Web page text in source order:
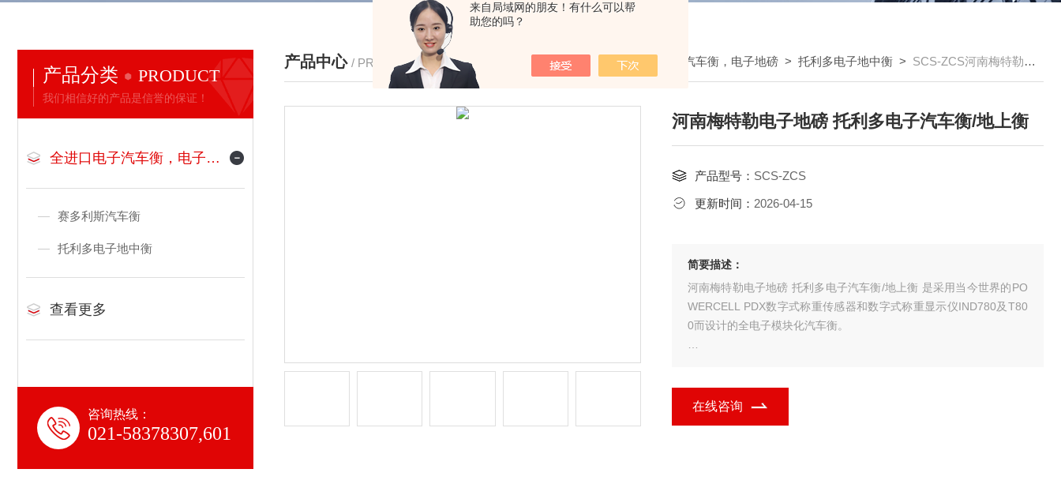
来自局域网的朋友！有什么可以帮
助您的吗？
产品分类 PRODUCT
我们相信好的产品是信誉的保证！
全进口电子汽车衡，电子地磅
赛多利斯汽车衡
托利多电子地中衡
查看更多
咨询热线：
021-58378307,601
产品中心 / PRODUCTS 我的位置： >产品中心 >全进口电子汽车衡，电子地磅 >托利多电子地中衡 > SCS-ZCS河南梅特勒电子地磅 托利多电子汽车衡/地上衡
河南梅特勒电子地磅 托利多电子汽车衡/地上衡
产品型号： SCS-ZCS
更新时间： 2026-04-15
简要描述：
河南梅特勒电子地磅 托利多电子汽车衡/地上衡 是采用当今世界的PO
WERCELL PDX数字式称重传感器和数字式称重显示仪IND780及T80
0而设计的全电子模块化汽车衡。
态。称重传感器的内置微处理器可持续补偿不断变化的外部影响
在线咨询